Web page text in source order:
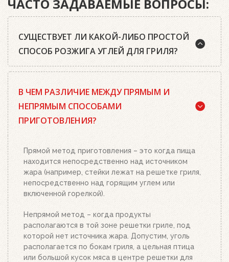
ЧАСТО ЗАДАВАЕМЫЕ ВОПРОСЫ:
СУЩЕСТВУЕТ ЛИ КАКОЙ-ЛИБО ПРОСТОЙ
СПОСОБ РОЗЖИГА УГЛЕЙ ДЛЯ ГРИЛЯ?
качественный древесный уголь или угольные
брикеты Weber, кубики для розжига, а также наш
необходимым количеством угля или брикетов,
решетку для угля и подожгите их. Сверху
поставьте заполненный углем или брикетами
стартер. Больше ничего делать не нужно.
Топливо разгорится полностью за 20-30 минут, в
зависимости от количества угля или брикетов.
Когда верхний уголь станет красным, а слой
брикетов покроется белым пеплом, высыпьте
уголь из стартера на решетку для угля. Жар
будет просто отличным!
В ЧЕМ РАЗЛИЧИЕ МЕЖДУ ПРЯМЫМ И
НЕПРЯМЫМ СПОСОБАМИ
ПРИГОТОВЛЕНИЯ?
Прямой метод приготовления – это когда пища
находится непосредственно над источником
жара (например, стейки лежат на решетке гриля,
непосредственно над горящим углем или
включенной горелкой).
Непрямой метод – когда продукты
располагаются в той зоне решетки гриле, под
которой нет источника жара. Допустим, уголь
располагается по бокам гриля, а цельная птица
или большой кусок мяса в центре решетки для